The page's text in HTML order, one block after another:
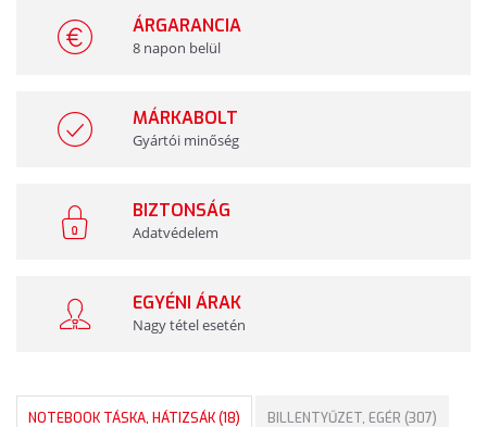
ÁRGARANCIA
8 napon belül
MÁRKABOLT
Gyártói minőség
BIZTONSÁG
Adatvédelem
EGYÉNI ÁRAK
Nagy tétel esetén
NOTEBOOK TÁSKA, HÁTIZSÁK (18) BILLENTYŰZET, EGÉR (307)